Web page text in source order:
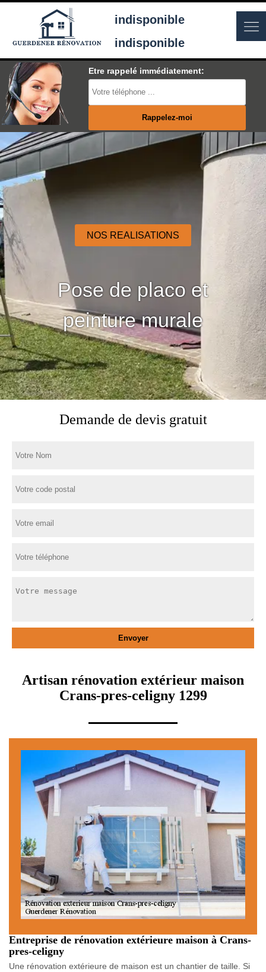
indisponible
indisponible
Etre rappelé immédiatement:
NOS REALISATIONS
Pose de placo et
peinture murale
Demande de devis gratuit
Artisan rénovation extérieur maison
Crans-pres-celigny 1299
Entreprise de rénovation extérieure maison à Crans-
pres-celigny
Une rénovation extérieure de maison est un chantier de taille. Si